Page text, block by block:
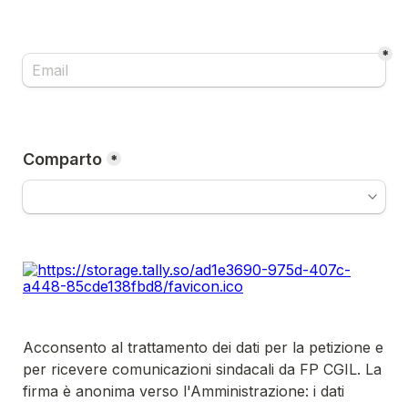
*
Comparto *
Acconsento al trattamento dei dati per la petizione e
per ricevere comunicazioni sindacali da FP CGIL. La
firma è anonima verso l'Amministrazione: i dati